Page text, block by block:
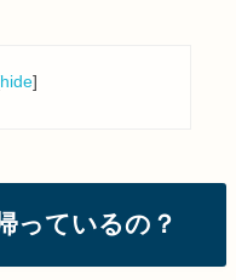
hide]
っているの？